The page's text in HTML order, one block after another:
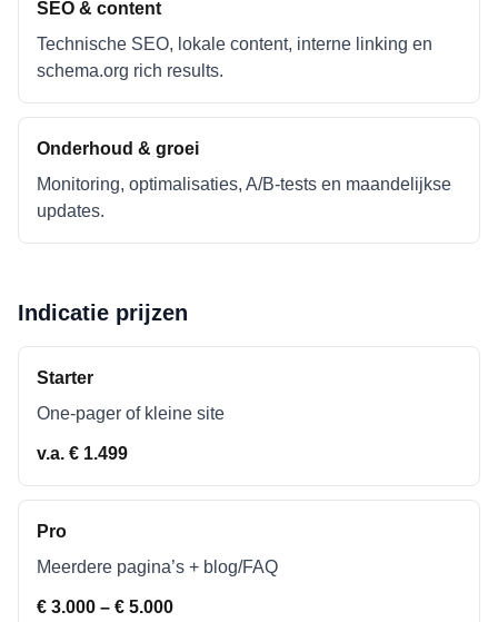
SEO & content
Technische SEO, lokale content, interne linking en
schema.org rich results.
Onderhoud & groei
Monitoring, optimalisaties, A/B-tests en maandelijkse
updates.
Indicatie prijzen
Starter
One-pager of kleine site
v.a. € 1.499
Pro
Meerdere pagina’s + blog/FAQ
€ 3.000 – € 5.000